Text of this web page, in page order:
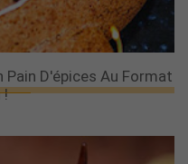
Pain D'épices Au Format
!